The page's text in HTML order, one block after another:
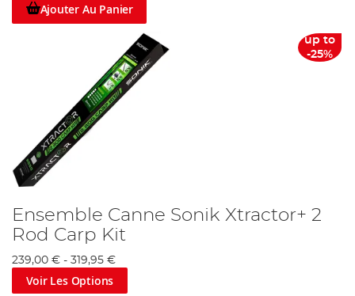
Ajouter Au Panier
up to
-25%
Ensemble Canne Sonik Xtractor+ 2
Rod Carp Kit
239,00 € - 319,95 €
Voir Les Options